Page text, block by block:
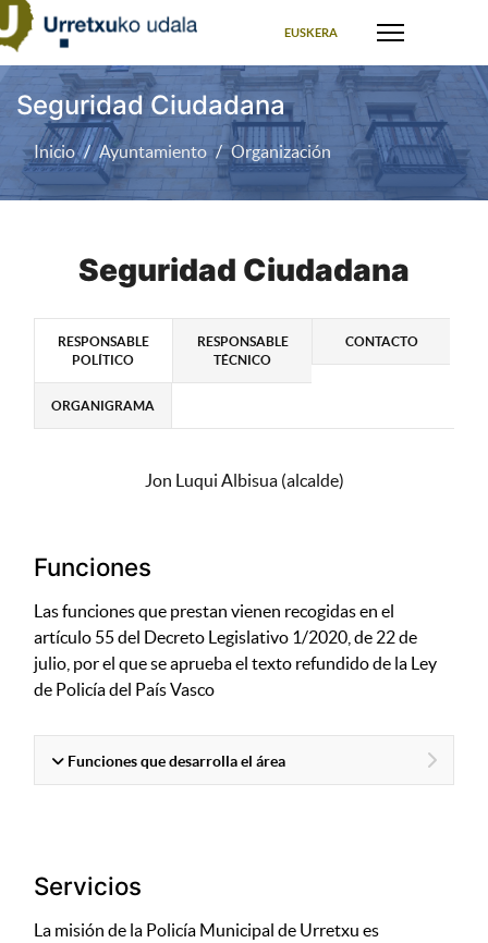
EUSKERA
Seguridad Ciudadana
Inicio Ayuntamiento Organización
Seguridad Ciudadana
RESPONSABLE
POLÍTICO
RESPONSABLE
TÉCNICO
CONTACTO
ORGANIGRAMA
Jon Luqui Albisua (alcalde)
Funciones
Las funciones que prestan vienen recogidas en el
artículo 55 del Decreto Legislativo 1/2020, de 22 de
julio, por el que se aprueba el texto refundido de la Ley
de Policía del País Vasco
Funciones que desarrolla el área
Servicios
La misión de la Policía Municipal de Urretxu es